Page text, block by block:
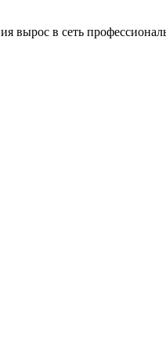
вырос в сеть